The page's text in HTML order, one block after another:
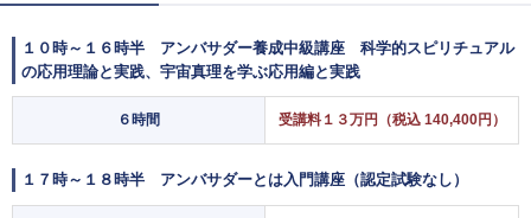
１０時～１６時半 アンバサダー養成中級講座 科学的スピリチュアル
の応用理論と実践、宇宙真理を学ぶ応用編と実践
６時間 受講料１３万円（税込 140,400円）
１７時～１８時半 アンバサダーとは入門講座（認定試験なし）